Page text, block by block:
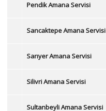
Pendik Amana Servisi
Sancaktepe Amana Servisi
Sarıyer Amana Servisi
Silivri Amana Servisi
Sultanbeyli Amana Servisi